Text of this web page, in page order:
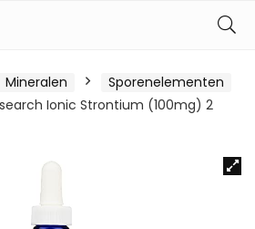
Mineralen
Sporenelementen
Ionic Strontium (100mg) 2